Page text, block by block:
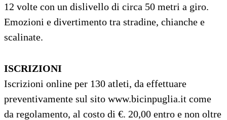
12 volte con un dislivello di circa 50 metri a giro.
Emozioni e divertimento tra stradine, chianche e
scalinate.
ISCRIZIONI
Iscrizioni online per 130 atleti, da effettuare
preventivamente sul sito www.bicinpuglia.it come
da regolamento, al costo di €. 20,00 entro e non oltre